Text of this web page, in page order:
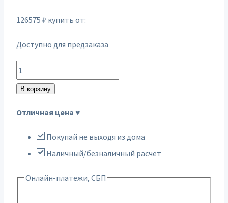
126575 ₽ купить от:
Доступно для предзаказа
Количество
товара
"Григгс"
В корзину
Отличная цена ♥
Покупай не выходя из дома
Наличный/безналичный расчет
Онлайн-платежи, СБП